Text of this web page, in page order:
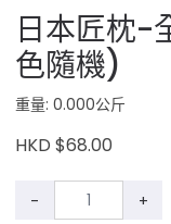
日本匠枕-
色隨機)
重量: 0.000公斤
HKD $68.00
- +